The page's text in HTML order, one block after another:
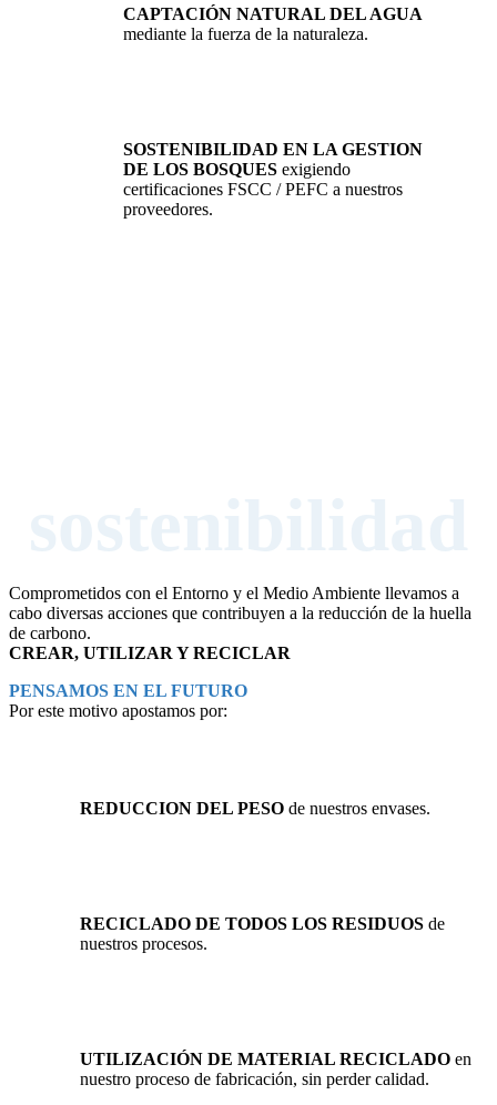
CAPTACIÓN NATURAL DEL AGUA
mediante la fuerza de la naturaleza.
SOSTENIBILIDAD EN LA GESTION
DE LOS BOSQUESexigiendo
certificaciones FSCC / PEFC a nuestros
proveedores.
Comprometidos con el Entorno y el Medio Ambiente llevamos a
cabo diversas acciones que contribuyen a la reducción de la huella
de carbono.
CREAR, UTILIZAR Y RECICLAR
PENSAMOS EN EL FUTURO
Por este motivo apostamos por:
REDUCCION DEL PESO de nuestros envases.
RECICLADO DE TODOS LOS RESIDUOS de
nuestros procesos.
UTILIZACIÓN DE MATERIAL RECICLADO en
nuestro proceso de fabricación, sin perder calidad.